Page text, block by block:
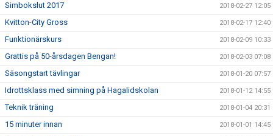
Simbokslut 2017 2018-02-27 12:05
Kvitton-City Gross 2018-02-17 12:40
Funktionärskurs 2018-02-09 10:33
Grattis på 50-årsdagen Bengan! 2018-02-03 07:08
Säsongstart tävlingar 2018-01-20 07:57
Idrottsklass med simning på Hagalidskolan 2018-01-12 14:55
Teknik träning 2018-01-04 20:31
15 minuter innan 2018-01-01 14:45